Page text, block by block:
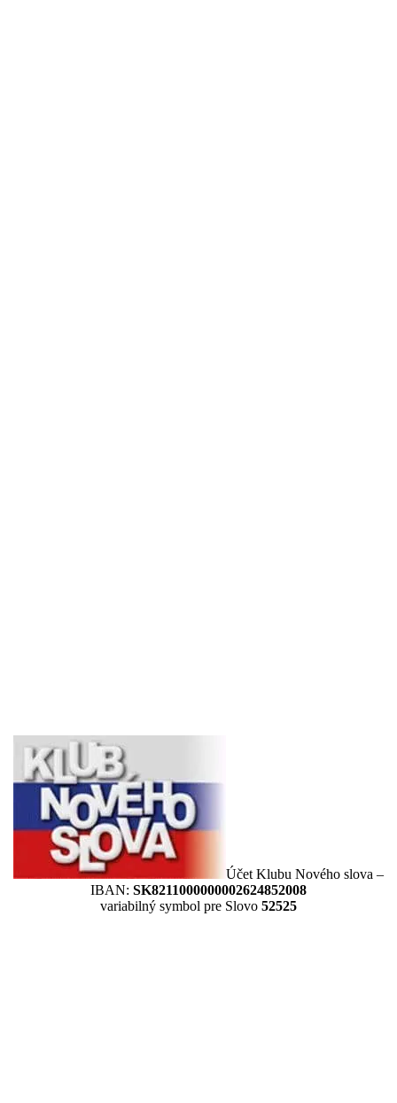
Účet Klubu Nového slova –
IBAN: SK8211000000002624852008
variabilný symbol pre Slovo 52525